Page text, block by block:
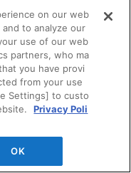
提携関連
客様の暮らしの価
2002年から業務提携
on our web
to analyze our
use of our web
partners, who ma
you have provi
from your use
Settings] to custo
Privacy Poli
OK